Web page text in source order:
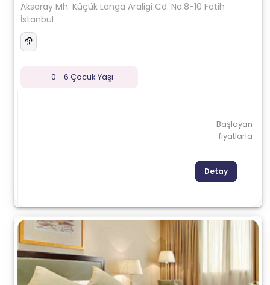
Aksaray Mh. Küçük Langa Araligi Cd. No:8-10 Fatih
İstanbul
0 - 6 Çocuk Yaşı
Başlayan
fiyatlarla
Detay